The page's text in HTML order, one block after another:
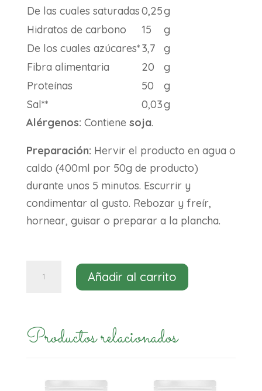
De las cuales saturadas0,25g
Hidratos de carbono
15
g
De los cuales azúcares*3,7
g
Fibra alimentaria
20
g
Proteínas
50
g
Sal**
0,03g
Alérgenos: Contiene soja.
Preparación: Hervir el producto en agua o
caldo (400ml por 50g de producto)
durante unos 5 minutos. Escurrir y
condimentar al gusto. Rebozar y freír,
hornear, guisar o preparar a la plancha.
250grs
Añadir al carrito
Productos relacionados